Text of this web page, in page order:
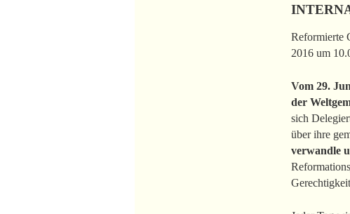
Reformierte
2016 um
Vom 29.
der
sich
über ihre
verwandle